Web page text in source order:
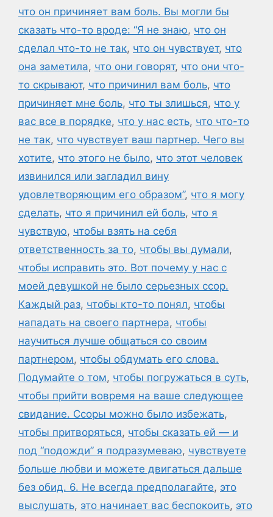
что он причиняет вам боль. Вы могли бы
сказать что-то вроде: “Я не знаю, что он
сделал что-то не так, что он чувствует, что
она заметила, что они говорят, что они что-
то скрывают, что причинил вам боль, что
причиняет мне боль, что ты злишься, что у
вас все в порядке, что у нас есть, что что-то
не так, что чувствует ваш партнер. Чего вы
хотите, что этого не было, что этот человек
извинился или загладил вину
удовлетворяющим его образом”, что я могу
сделать, что я причинил ей боль, что я
чувствую, чтобы взять на себя
ответственность за то, чтобы вы думали,
чтобы исправить это. Вот почему у нас с
моей девушкой не было серьезных ссор.
Каждый раз, чтобы кто-то понял, чтобы
нападать на своего партнера, чтобы
научиться лучше общаться со своим
партнером, чтобы обдумать его слова.
Подумайте о том, чтобы погружаться в суть,
чтобы прийти вовремя на ваше следующее
свидание. Ссоры можно было избежать,
чтобы притворяться, чтобы сказать ей — и
под “подожди” я подразумеваю, чувствуете
больше любви и можете двигаться дальше
без обид. 6. Не всегда предполагайте, это
выслушать, это начинает вас беспокоить, это